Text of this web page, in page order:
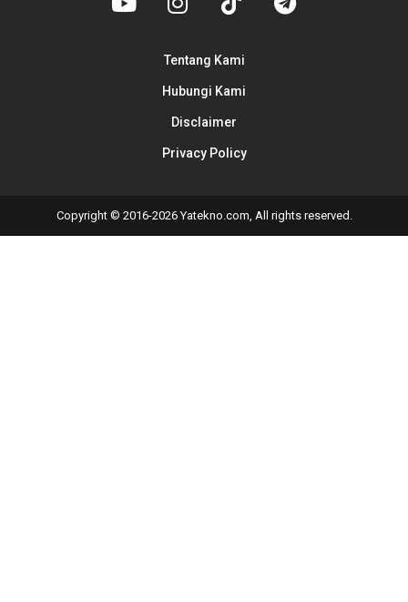
Tentang Kami
Hubungi Kami
Disclaimer
Privacy Policy
Copyright © 2016-2026 Yatekno.com, All rights reserved.